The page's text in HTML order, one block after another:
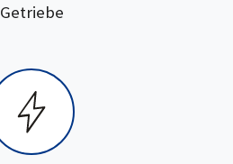
Getriebe: